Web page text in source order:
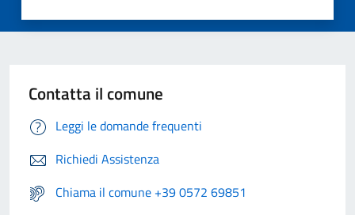
Contatta il comune
Leggi le domande frequenti
Richiedi Assistenza
Chiama il comune +39 0572 69851